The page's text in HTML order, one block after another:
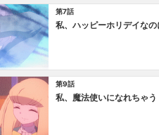
第7話
私、ハッピーホリデイなの
第9話
私、魔法使いになれちゃう